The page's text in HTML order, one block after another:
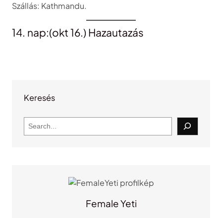
Szállás: Kathmandu.
14. nap:(okt 16.) Hazautazás
Keresés
e
Female Yeti